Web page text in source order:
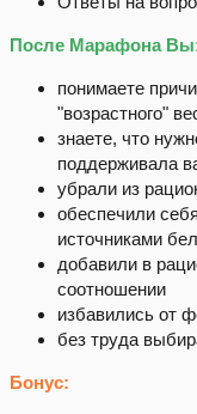
После Марафона
понимаете
"возрастного"
знаете, что
поддерживала
убрали из
обеспечили
источниками
добавили в
соотношении
избавились от
без труда
Бонус: